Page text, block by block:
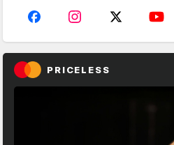
PRICELESS